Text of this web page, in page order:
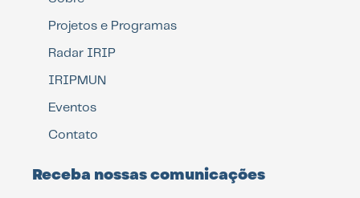
Projetos e Programas
Radar IRIP
IRIPMUN
Eventos
Contato
Receba nossas comunicações